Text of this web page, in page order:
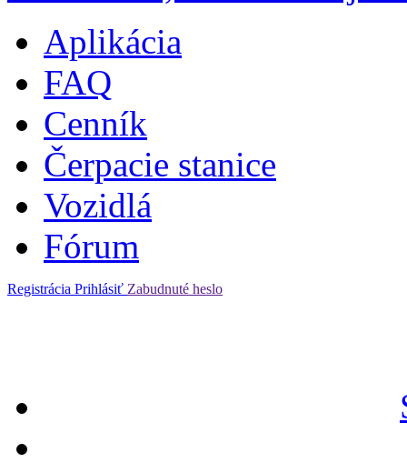
Aplikácia
FAQ
Cenník
Čerpacie stanice
Vozidlá
Fórum
Registrácia Prihlásiť Zabudnuté heslo